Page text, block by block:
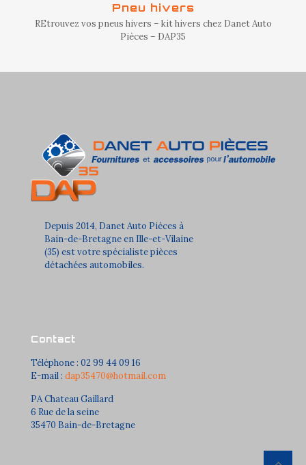
Pneu hivers
REtrouvez vos pneus hivers – kit hivers chez Danet Auto
Pièces – DAP35
Depuis 2014, Danet Auto Pièces à
Bain-de-Bretagne en Ille-et-Vilaine
(35) est votre spécialiste pièces
détachées automobiles.
Contact
Téléphone : 02 99 44 09 16
E-mail : dap35470@hotmail.com
PA Chateau Gaillard
6 Rue de la seine
35470 Bain-de-Bretagne